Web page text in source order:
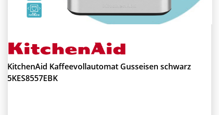
KitchenAid Kaffeevollautomat Gusseisen schwarz
5KES8557EBK